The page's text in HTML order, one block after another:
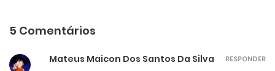
5 Comentários
Mateus Maicon Dos Santos Da Silva
RESPONDER